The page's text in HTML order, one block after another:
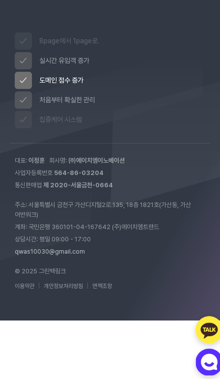
8page에서 1page로.
실시간 유입객 증가
도메인 점수 증가
처음부터 확실한 관리
집중케어 시스템
대표: 이정훈 회사명: ㈜에이치엠이노베이션
사업자등록번호 564-86-03204
통신판매업 제 2020-서울금천-0664
주소: 서울특별시 금천구 가산디지털2로 135, 18층 1821호(가산동, 가산
어반워크)
계좌: 국민은행 360101-04-167642 (주)에이치엠트랜드
상담시간: 평일 09:00 - 17:00
qwas10030@gmail.com
© 2025 그린백링크
이용약관 개인정보처리방침 면책조항